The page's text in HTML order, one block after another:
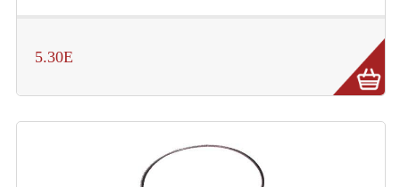
Samplers, Échantillonneurs
5.30E